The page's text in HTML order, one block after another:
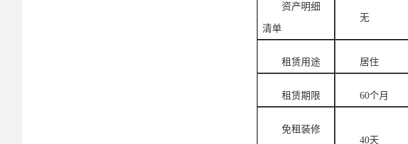
资产明细
清单
无
租赁用途 居住
租赁期限 60个月
免租装修
40天